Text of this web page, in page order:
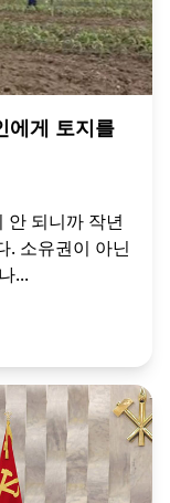
에게 토지를
안 되니까 작년
. 소유권이 아닌
...